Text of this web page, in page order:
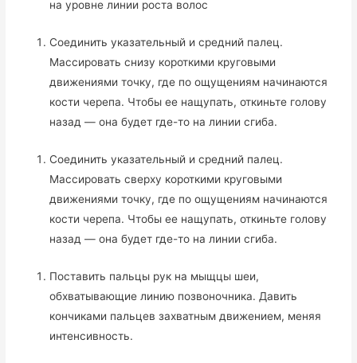
на уровне линии роста волос
Соединить указательный и средний палец.
Массировать снизу короткими круговыми
движениями точку, где по ощущениям начинаются
кости черепа. Чтобы ее нащупать, откиньте голову
назад — она будет где-то на линии сгиба.
Соединить указательный и средний палец.
Массировать сверху короткими круговыми
движениями точку, где по ощущениям начинаются
кости черепа. Чтобы ее нащупать, откиньте голову
назад — она будет где-то на линии сгиба.
Поставить пальцы рук на мыщцы шеи,
обхватывающие линию позвоночника. Давить
кончиками пальцев захватным движением, меняя
интенсивность.